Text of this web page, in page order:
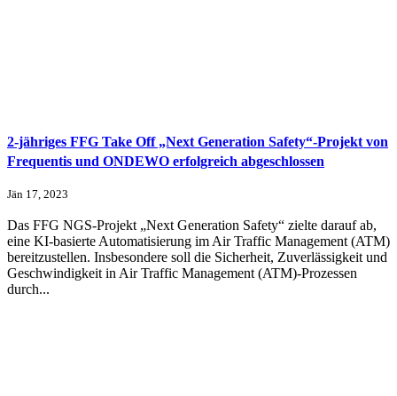
2-jähriges FFG Take Off „Next Generation Safety“-Projekt von
Frequentis und ONDEWO erfolgreich abgeschlossen
Jän 17, 2023
Das FFG NGS-Projekt „Next Generation Safety“ zielte darauf ab,
eine KI-basierte Automatisierung im Air Traffic Management (ATM)
bereitzustellen. Insbesondere soll die Sicherheit, Zuverlässigkeit und
Geschwindigkeit in Air Traffic Management (ATM)-Prozessen
durch...